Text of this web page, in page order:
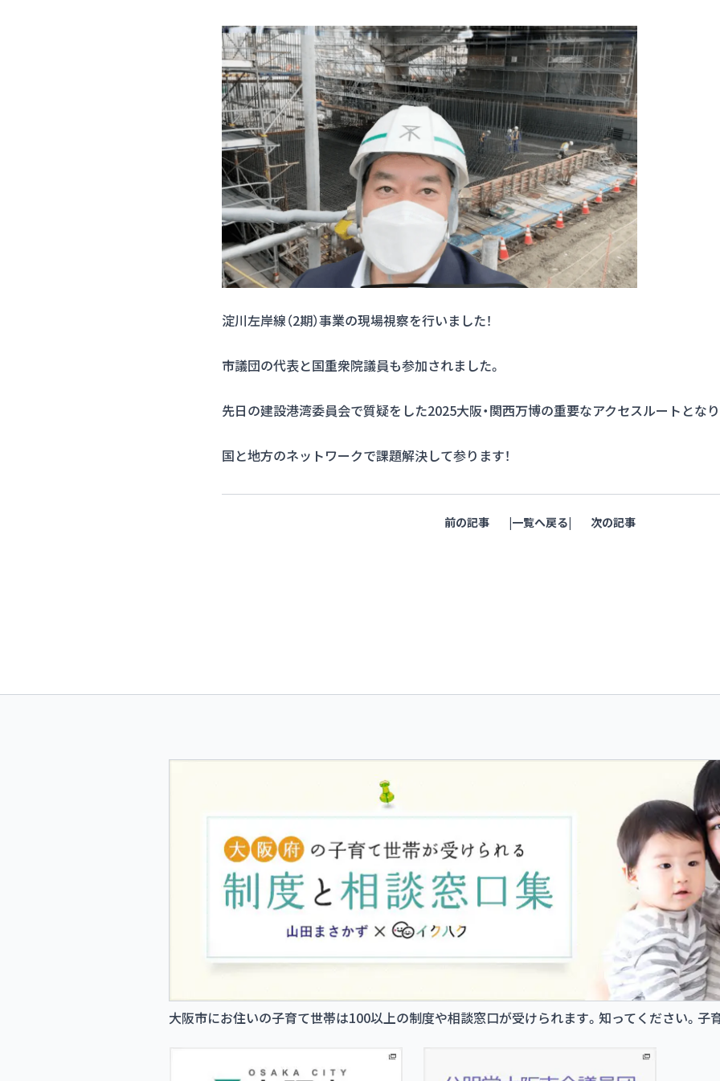
淀川左岸線（2期）事業の現場視察を行いました！
市議団の代表と国重衆院議員も参加されました。
先日の建設港湾委員会で質疑をした2025大阪・関西万博の重要なアクセスルートとな
国と地方のネットワークで課題解決して参ります！
前の記事 一覧へ戻る 次の記事
大阪市にお住いの子育て世帯は100以上の制度や相談窓口が受けられます。知ってください。子